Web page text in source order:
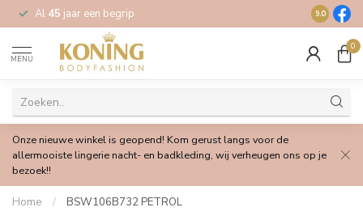
Al 45 jaar een begrip Gratis
9.0
MENU
0
Onze nieuwe winkel is geopend! Kom gerust langs voor de
allermooiste lingerie nacht- en badkleding, wij verheugen ons op je
bezoek!!
Home / BSW106B732 PETROL